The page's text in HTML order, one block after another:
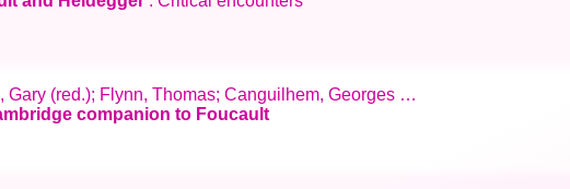
Gary (red.); Flynn, Thomas; Canguilhem, Georges …
companion to Foucault